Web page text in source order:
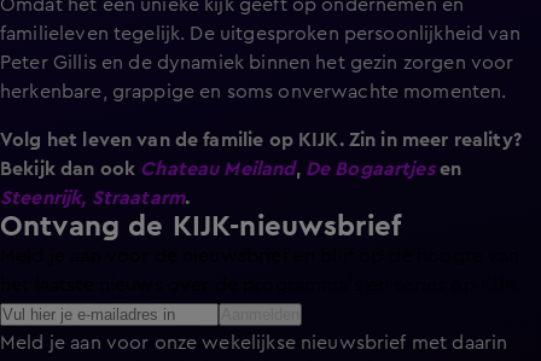
Omdat het een unieke kijk geeft op ondernemen én
familieleven tegelijk. De uitgesproken persoonlijkheid van
Peter Gillis en de dynamiek binnen het gezin zorgen voor
herkenbare, grappige en soms onverwachte momenten.
Volg het leven van de familie op KIJK. Zin in meer reality?
Bekijk dan ook Chateau Meiland, De Bogaartjesen
Steenrijk, Straatarm.
Ontvang de KIJK-nieuwsbrief
Meld je aan voor onze wekelijkse nieuwsbrief met daarin